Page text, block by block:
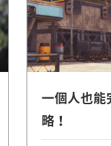
一個人也能
略！